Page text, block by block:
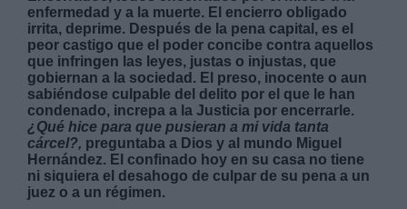
enfermedad y a la muerte. El encierro obligado
irrita, deprime. Después de la pena capital, es el
peor castigo que el poder concibe contra aquellos
que infringen las leyes, justas o injustas, que
gobiernan a la sociedad. El preso, inocente o aun
sabiéndose culpable del delito por el que le han
condenado, increpa a la Justicia por encerrarle.
¿Qué hice para que pusieran a mi vida tanta
cárcel?, preguntaba a Dios y al mundo Miguel
Hernández. El confinado hoy en su casa no tiene
ni siquiera el desahogo de culpar de su pena a un
juez o a un régimen.
Destinatarios:
Derechos: